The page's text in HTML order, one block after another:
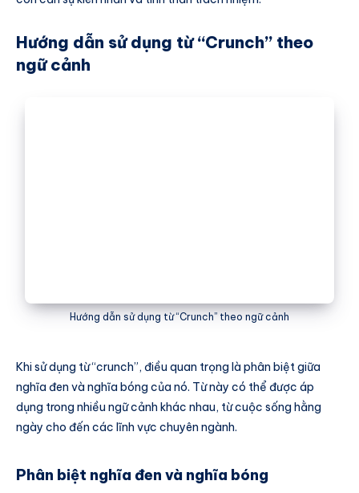
Hướng dẫn sử dụng từ “Crunch” theo
ngữ cảnh
Hướng dẫn sử dụng từ “Crunch” theo ngữ cảnh
Khi sử dụng từ “crunch”, điều quan trọng là phân biệt giữa
nghĩa đen và nghĩa bóng của nó. Từ này có thể được áp
dụng trong nhiều ngữ cảnh khác nhau, từ cuộc sống hằng
ngày cho đến các lĩnh vực chuyên ngành.
Phân biệt nghĩa đen và nghĩa bóng